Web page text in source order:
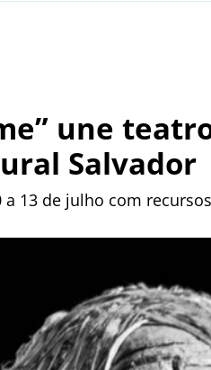
une
Salvador
13 de julho com